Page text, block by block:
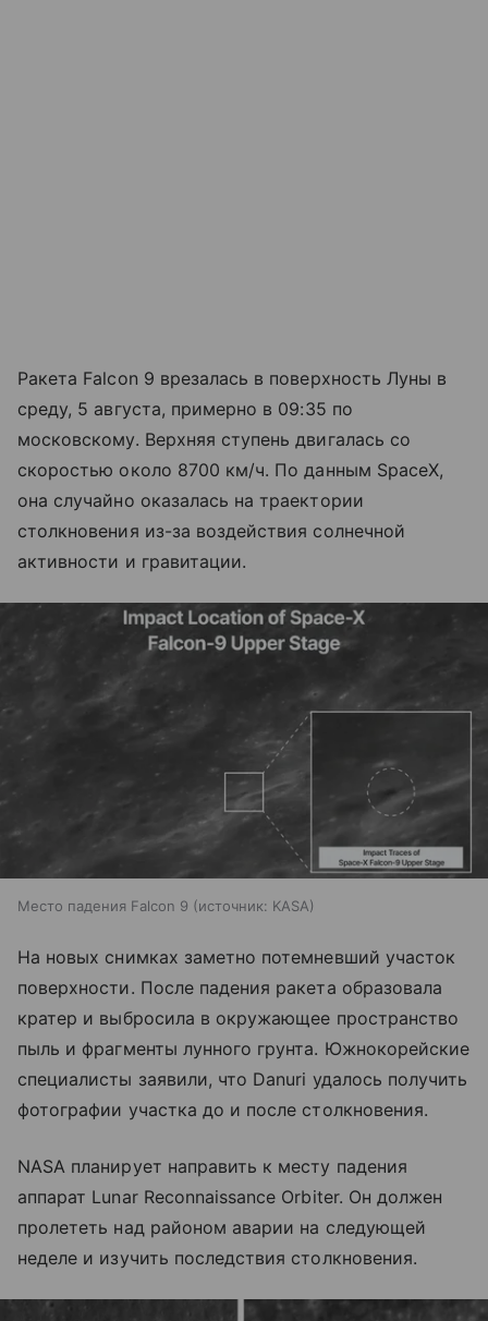
Ракета Falcon 9 врезалась в поверхность Луны в
среду, 5 августа, примерно в 09:35 по
московскому. Верхняя ступень двигалась со
скоростью около 8700 км/ч. По данным SpaceX,
она случайно оказалась на траектории
столкновения из-за воздействия солнечной
активности и гравитации.
Место падения Falcon 9 источник: KASA
На новых снимках заметно потемневший участок
поверхности. После падения ракета образовала
кратер и выбросила в окружающее пространство
пыль и фрагменты лунного грунта. Южнокорейские
специалисты заявили, что Danuri удалось получить
фотографии участка до и после столкновения.
NASA планирует направить к месту падения
аппарат Lunar Reconnaissance Orbiter. Он должен
пролететь над районом аварии на следующей
неделе и изучить последствия столкновения.